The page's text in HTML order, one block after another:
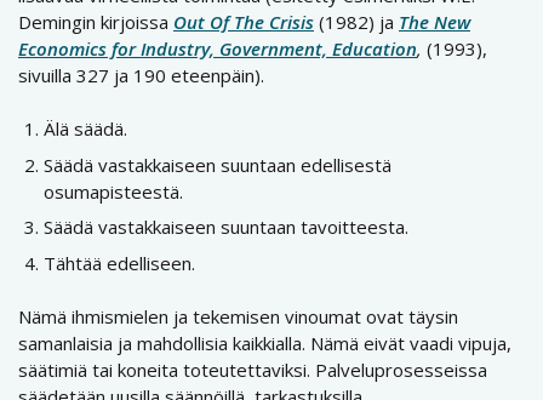
Demingin kirjoissa Out Of The Crisis (1982) ja The New
Economics for Industry, Government, Education, (1993),
sivuilla 327 ja 190 eteenpäin).
Älä säädä.
Säädä vastakkaiseen suuntaan edellisestä
osumapisteestä.
Säädä vastakkaiseen suuntaan tavoitteesta.
Tähtää edelliseen.
Nämä ihmismielen ja tekemisen vinoumat ovat täysin
samanlaisia ja mahdollisia kaikkialla. Nämä eivät vaadi vipuja,
säätimiä tai koneita toteutettaviksi. Palveluprosesseissa